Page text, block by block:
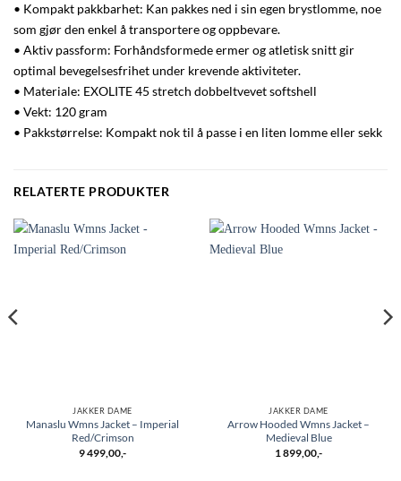
• Kompakt pakkbarhet: Kan pakkes ned i sin egen brystlomme, noe
som gjør den enkel å transportere og oppbevare.
• Aktiv passform: Forhåndsformede ermer og atletisk snitt gir
optimal bevegelsesfrihet under krevende aktiviteter.
• Materiale: EXOLITE 45 stretch dobbeltvevet softshell
• Vekt: 120 gram
• Pakkstørrelse: Kompakt nok til å passe i en liten lomme eller sekk
RELATERTE PRODUKTER
JAKKER DAME
Manaslu Wmns Jacket – Imperial
Red/Crimson
9 499,00,-
JAKKER DAME
Arrow Hooded Wmns Jacket –
Medieval Blue
1 899,00,-